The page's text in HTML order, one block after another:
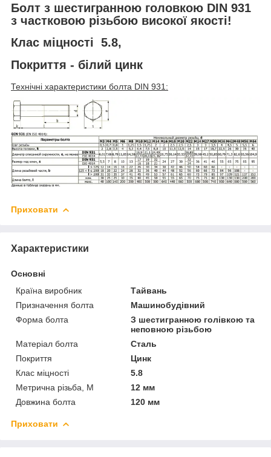
Болт з шестигранною головкою DIN 931
з частковою різьбою високої якості!
Клас міцності 5.8,
Покриття - білий цинк
Технічні характеристики болта DIN 931:
Приховати
Характеристики
Основні
Країна виробник
Тайвань
Призначення болта
Машинобудівний
Форма болта
З шестигранною голівкою та
неповною різьбою
Матеріал болта
Сталь
Покриття
Цинк
Клас міцності
5.8
Метрична різьба, М
12 мм
Довжина болта
120 мм
Приховати